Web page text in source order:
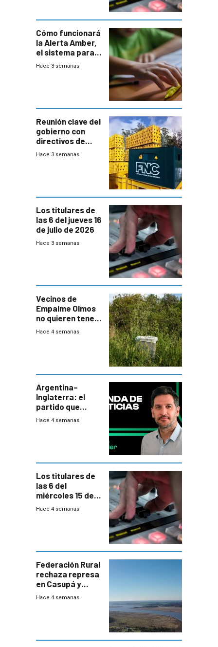
Cómo funcionará
la Alerta Amber,
el sistema para
la búsqueda
Hace 3 semanas
Reunión clave del
gobierno con
directivos de
Fábricas
Hace 3 semanas
Los titulares de
las 6 del jueves 16
de julio de 2026
Hace 3 semanas
Vecinos de
Empalme Olmos
no quieren tener
cerca una planta
departamental
Hace 4 semanas
Argentina–
Inglaterra: el
partido que
nunca termina
Hace 4 semanas
Los titulares de
las 6 del
miércoles 15 de
julio de 2026
Hace 4 semanas
Federación Rural
rechaza represa
en Casupá y
firma demanda
Hace 4 semanas